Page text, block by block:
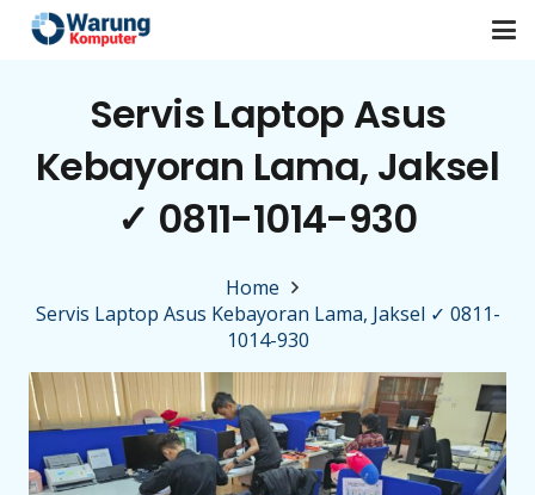
Servis Laptop Asus
Kebayoran Lama, Jaksel
✓ 0811-1014-930
Home
Servis Laptop Asus Kebayoran Lama, Jaksel ✓ 0811-
1014-930